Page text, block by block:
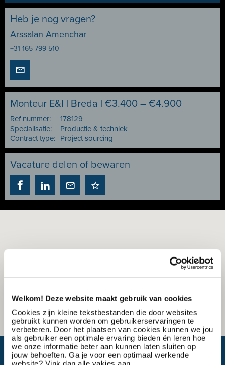
Welkom! Deze website maakt gebruik van cookies
Cookies zijn kleine tekstbestanden die door websites
gebruikt kunnen worden om gebruikerservaringen te
verbeteren. Door het plaatsen van cookies kunnen we jou
als gebruiker een optimale ervaring bieden én leren hoe
we onze informatie beter aan kunnen laten sluiten op
jouw behoeften. Ga je voor een optimaal werkende
Heb je nog vragen?
Arssalan Amenchar
+31 165 799 510
Monteur E&I | Breda | €3.400 – €4.900
Ref nummer:
178129
Specialisatie:
Productie & techniek
Contract type:
Project sourcing
Vacature delen of bewaren
Wat is mijn reistijd?